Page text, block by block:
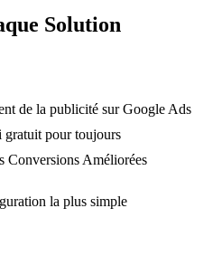
Solution
de la publicité sur Google Ads
pour toujours
Conversions Améliorées
la plus simple